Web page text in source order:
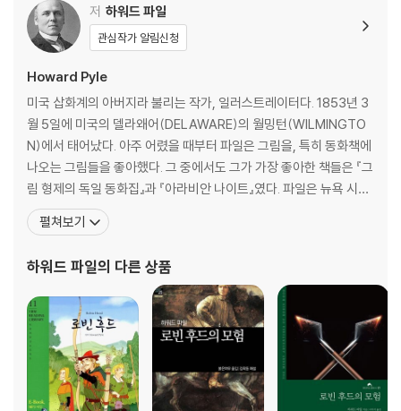
제2장 로빈 후드와 윌 스칼렛
제3장 장안간지기 미지를 만나다
제4부
제1장 로빈 후드와 앨런 어 데일
제2장 파운틴 수도원을 찾아간 로빈
제3장 로빈 후드, 두 연인의 결혼을 성사시키다
제5부
제2장 리처드 경, 에밋 수도원에 빚을 갚다
제6부
제1장 리틀 존, 맨발의 수도사가 되다
제2장 거지로 변장한 로빈 후드
제7부
제1장 로빈과 세 부하들이 엘레오노르 왕비 앞에서 활을 쏘다
제2장 쫓기는 로빈 후드
저 하워드 파일
관심작가 알림신청
Howard Pyle
미국 삽화계의 아버지라 불리는 작가, 일러스트레이터다. 1853년 3
월 5일에 미국의 델라왜어(DELAWARE)의 월밍턴(WILMINGTO
N)에서 태어났다. 아주 어렸을 때부터 파일은 그림을, 특히 동화책에
나오는 그림들을 좋아했다. 그 중에서도 그가 가장 좋아한 책들은 『그
림 형제의 독일 동화집』과 『아라비안 나이트』였다. 파일은 뉴욕 시의
아트 스튜던츠 리그에서 공부했으며, 처음에는 알브레히트 뒤러의
양식을 본뜬 소묘로 주목을 받았다. 그가 잡지와 책에 그린 삽화들은
한다. 그는 옛날 이야기를 개작했을
펼쳐보기
하워드 파일의 다른 상품